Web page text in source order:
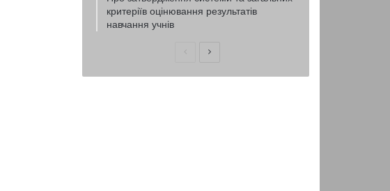
критеріїв оцінювання результатів
навчання учнів
ПопередняНаступна